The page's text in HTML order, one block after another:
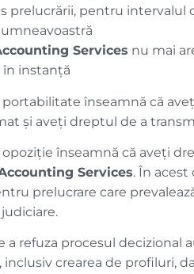
prelucrării, pentru intervalul
Services nu mai
instanță
înseamnă că
și aveți dreptul de a
înseamnă că aveți
Services. În
prelucrare care
a refuza procesul decizional
inclusiv crearea de profiluri,